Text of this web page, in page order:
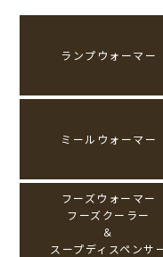
ランプウォーマー
ミールウォーマー
フーズウォーマー
フーズクーラー
＆
スープディスペンサ